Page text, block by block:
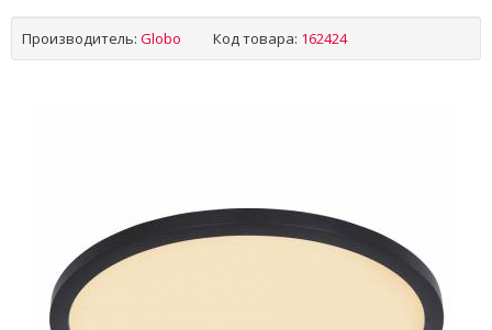
Производитель: Globo Код товара: 162424